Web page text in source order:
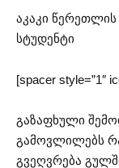
აკაკი
სტუდენტი
[spacer style=”1″
გაზაფხული
გამოვლილებს
გვეღვრება